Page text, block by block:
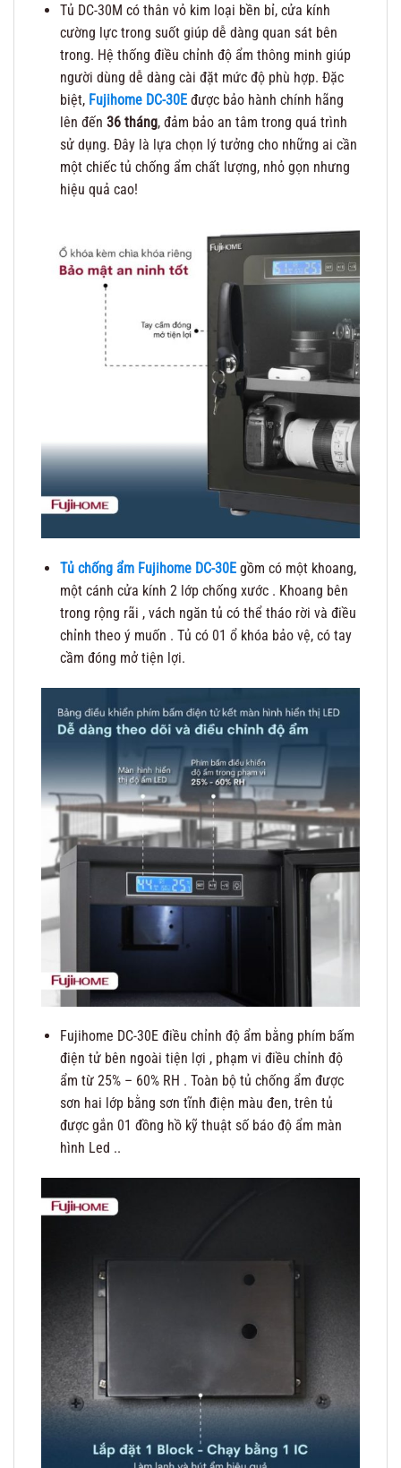
Tủ DC-30M có thân vỏ kim loại bền bỉ, cửa kính
cường lực trong suốt giúp dễ dàng quan sát bên
trong. Hệ thống điều chỉnh độ ẩm thông minh giúp
người dùng dễ dàng cài đặt mức độ phù hợp. Đặc
biệt, Fujihome DC-30Eđược bảo hành chính hãng
lên đến 36 tháng, đảm bảo an tâm trong quá trình
sử dụng. Đây là lựa chọn lý tưởng cho những ai cần
một chiếc tủ chống ẩm chất lượng, nhỏ gọn nhưng
hiệu quả cao!
Tủ chống ẩm Fujihome DC-30Egồm có một khoang,
một cánh cửa kính 2 lớp chống xước . Khoang bên
trong rộng rãi , vách ngăn tủ có thể tháo rời và điều
chỉnh theo ý muốn . Tủ có 01 ổ khóa bảo vệ, có tay
cầm đóng mở tiện lợi.
Fujihome DC-30E điều chỉnh độ ẩm bằng phím bấm
điện tử bên ngoài tiện lợi , phạm vi điều chỉnh độ
ẩm từ 25% – 60% RH . Toàn bộ tủ chống ẩm được
sơn hai lớp bằng sơn tĩnh điện màu đen, trên tủ
được gắn 01 đồng hồ kỹ thuật số báo độ ẩm màn
hình Led ..